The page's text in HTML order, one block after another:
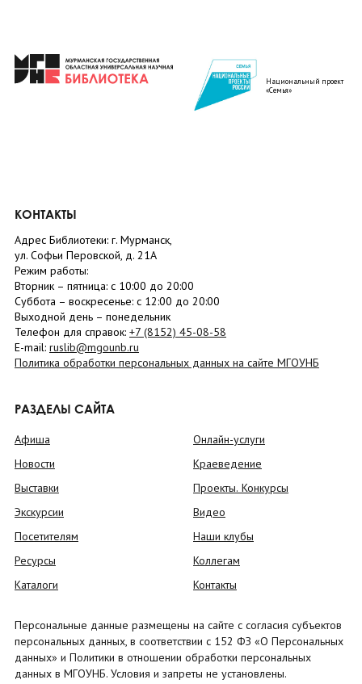
Национальный проект
«Семья»
КОНТАКТЫ
Адрес Библиотеки: г. Мурманск,
ул. Софьи Перовской, д. 21А
Режим работы:
Вторник – пятница: с 10:00 до 20:00
Суббота – воскресенье: c 12:00 до 20:00
Выходной день – понедельник
Телефон для справок: +7 (8152) 45-08-58
E-mail: ruslib@mgounb.ru
Политика обработки персональных данных на сайте МГОУНБ
РАЗДЕЛЫ САЙТА
Афиша
Новости
Выставки
Экскурсии
Посетителям
Ресурсы
Каталоги
Онлайн-услуги
Краеведение
Проекты. Конкурсы
Видео
Наши клубы
Коллегам
Контакты
Персональные данные размещены на сайте с согласия субъектов
персональных данных, в соответствии с 152 ФЗ «О Персональных
данных» и Политики в отношении обработки персональных
данных в МГОУНБ. Условия и запреты не установлены.